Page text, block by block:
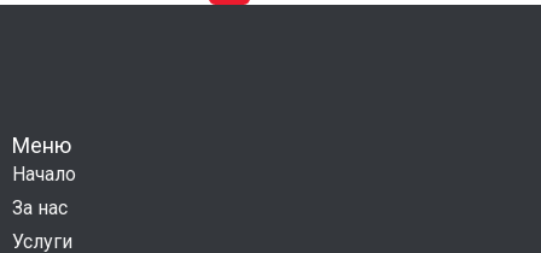
Меню
Начало
За нас
Услуги